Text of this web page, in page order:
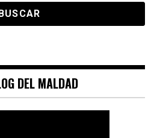
DEL MALDAD